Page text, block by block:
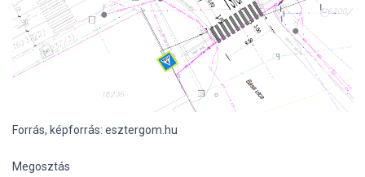
Forrás, képforrás: esztergom.hu
Megosztás